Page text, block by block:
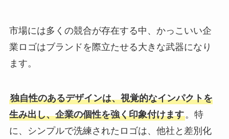
市場には多くの競合が存在する中、かっこいい企
業ロゴはブランドを際立たせる大きな武器になり
ます。
独自性のあるデザインは、視覚的なインパクトを
生み出し、企業の個性を強く印象付けます。特
に、シンプルで洗練されたロゴは、他社と差別化